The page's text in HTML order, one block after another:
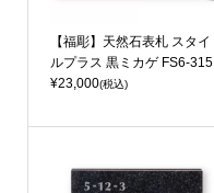
【福彫】天然石表札 スタイ
ルプラス 黒ミカゲ FS6-315
¥23,000(税込)